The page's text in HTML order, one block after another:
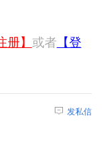
册】 或者 【登
发私信